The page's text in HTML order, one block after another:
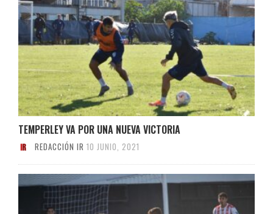
TEMPERLEY VA POR UNA NUEVA VICTORIA
REDACCIÓN IR 10 JUNIO, 2021